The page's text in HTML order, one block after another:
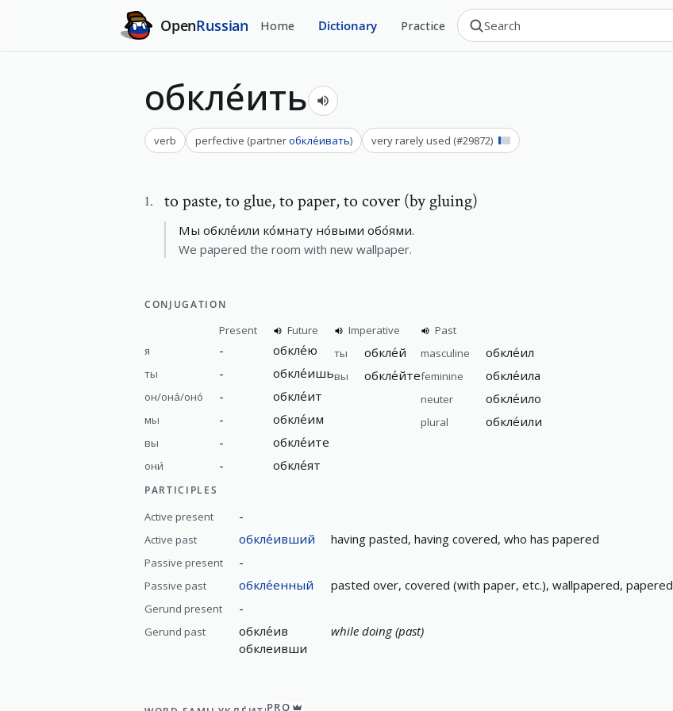
OpenRussian Home Dictionary Practice
обкле́ить
verb perfective (partnerобкле́ивать) very rarely used (#29872)
1. to paste,to glue, to paper, to cover (by gluing)
Мы обкле́или ко́мнату но́выми обо́ями.
We papered the room with new wallpaper.
CONJUGATION
Present
Future
я
- обкле́ю
ты - обкле́ишь
он/она́/оно́ - обкле́ит
мы - обкле́им
вы - обкле́ите
они́ - обкле́ят
Imperative
ты
обкле́й
вы обкле́йте
Past
masculine
обкле́ил
feminine обкле́ила
neuter обкле́ило
plural обкле́или
PARTICIPLES
Active present -
Active past обкле́ивший having pasted, having covered, who has papered
Passive present -
Passive past обкле́енный pasted over, covered (with paper, etc.), wallpapered, papered
Gerund present -
Gerund past
обкле́ив
обклеивши
while doing (past)
PRO